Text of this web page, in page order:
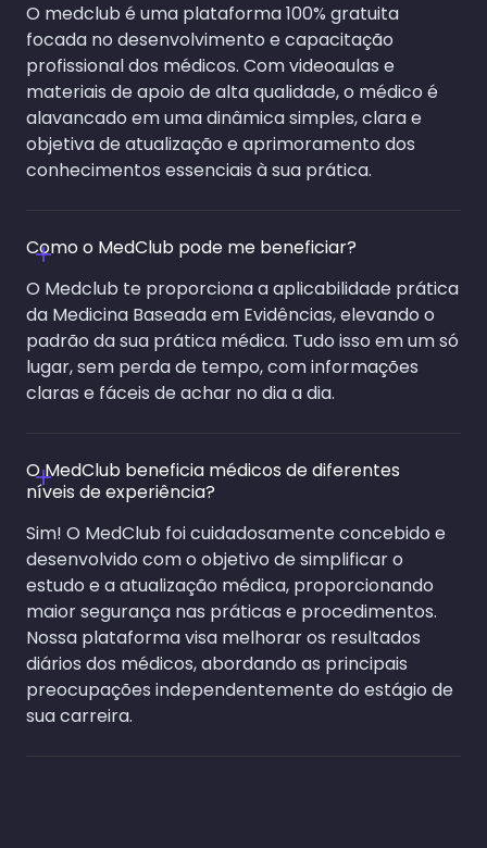
O medclub é uma plataforma 100% gratuita
focada no desenvolvimento e capacitação
profissional dos médicos. Com videoaulas e
materiais de apoio de alta qualidade, o médico é
alavancado em uma dinâmica simples, clara e
objetiva de atualização e aprimoramento dos
conhecimentos essenciais à sua prática.
Como o MedClub pode me beneficiar?
O Medclub te proporciona a aplicabilidade prática
da Medicina Baseada em Evidências, elevando o
padrão da sua prática médica. Tudo isso em um só
lugar, sem perda de tempo, com informações
claras e fáceis de achar no dia a dia.
O MedClub beneficia médicos de diferentes
níveis de experiência?
Sim! O MedClub foi cuidadosamente concebido e
desenvolvido com o objetivo de simplificar o
estudo e a atualização médica, proporcionando
maior segurança nas práticas e procedimentos.
Nossa plataforma visa melhorar os resultados
diários dos médicos, abordando as principais
preocupações independentemente do estágio de
sua carreira.